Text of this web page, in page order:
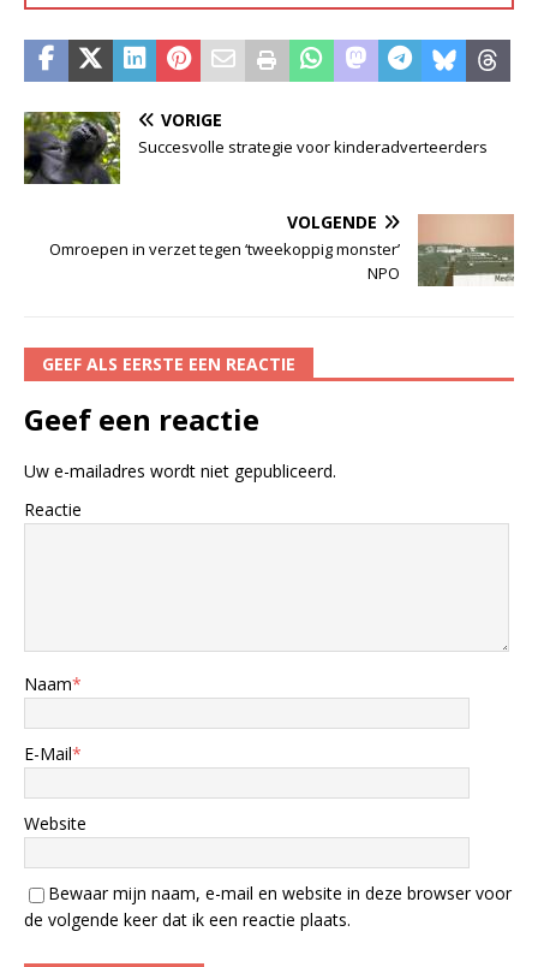
VORIGE
Succesvolle strategie voor kinderadverteerders
VOLGENDE
Omroepen in verzet tegen ‘tweekoppig monster’
NPO
GEEF ALS EERSTE EEN REACTIE
Geef een reactie
Uw e-mailadres wordt niet gepubliceerd.
Reactie
Naam*
E-Mail*
Website
Bewaar mijn naam, e-mail en website in deze browser voor
de volgende keer dat ik een reactie plaats.